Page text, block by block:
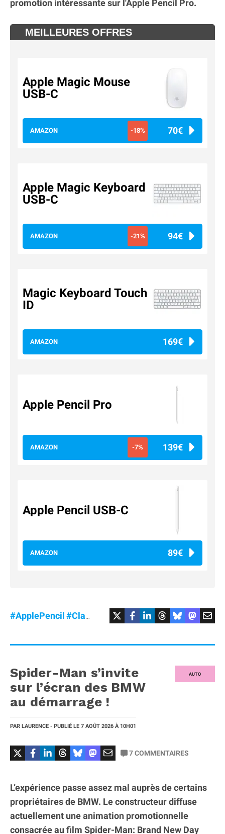
promotion intéressante sur l'Apple Pencil Pro.
MEILLEURES OFFRES
Apple Magic Mouse
USB-C
AMAZON -18% 70€
Apple Magic Keyboard
USB-C
AMAZON -21% 94€
Magic Keyboard Touch
ID
AMAZON 169€
Apple Pencil Pro
AMAZON -7% 139€
Apple Pencil USB-C
AMAZON 89€
#ApplePencil#Clavier #MagicKeyboard
AUTO
Spider-Man s’invite
sur l’écran des BMW
au démarrage !
PAR LAURENCE - PUBLIÉ LE 7 AOÛT 2026 À 10H01
7COMMENTAIRES
L’expérience passe assez mal auprès de certains
propriétaires de BMW. Le constructeur diffuse
actuellement une animation promotionnelle
consacrée au film Spider-Man: Brand New Day